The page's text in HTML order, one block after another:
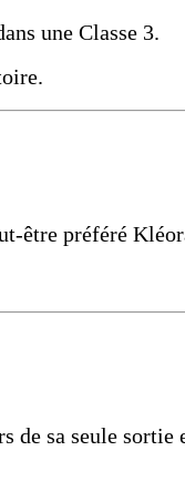
une Classe 3.
être préféré
de sa seule sortie